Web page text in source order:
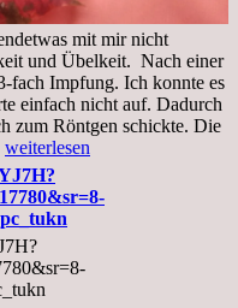
mit mir nicht
und Übelkeit. Nach einer
fach Impfung. Ich konnte es
einfach nicht auf. Dadurch
zum Röntgen schickte. Die
Mittwoch,
02.11.2022,
Arztgespräch
und
Diagnose
Lebermetastasen
weiterlesen